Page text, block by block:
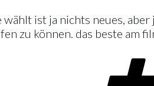
ist ja nichts neues,
zu können. das beste am